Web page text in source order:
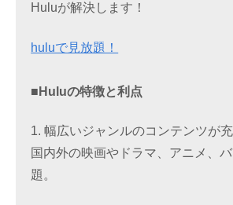
Huluが解決します！
huluで見放題！
■Huluの特徴と利点
1. 幅広いジャンルのコンテンツが充
国内外の映画やドラマ、アニメ、
題。